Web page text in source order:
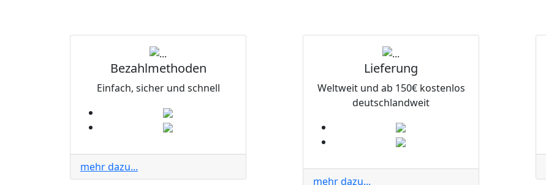
Bezahlmethoden
Einfach, sicher und schnell
mehr dazu...
Lieferung
Weltweit und ab 150€ kostenlos
deutschlandweit
mehr dazu...